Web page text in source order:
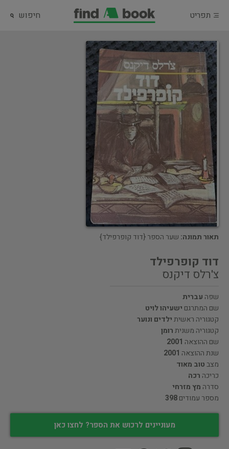
תפריט חיפוש
תאור תמונה: שער הספר {דוד קופרפילד}
דוד קופרפילד
צ'רלס דיקנס
שפה עברית
שם המתרגם ישעיהו לויט
קטגוריה ראשיתילדים ונוער
קטגוריה משניתרומן
שם ההוצאה 2001
שנת ההוצאה 2001
מצבטוב מאוד
כריכה רכה
סדרה מץ מזרחי
מספר עמודים398
מעוניינים לרכוש את הספר? לחצו כאן